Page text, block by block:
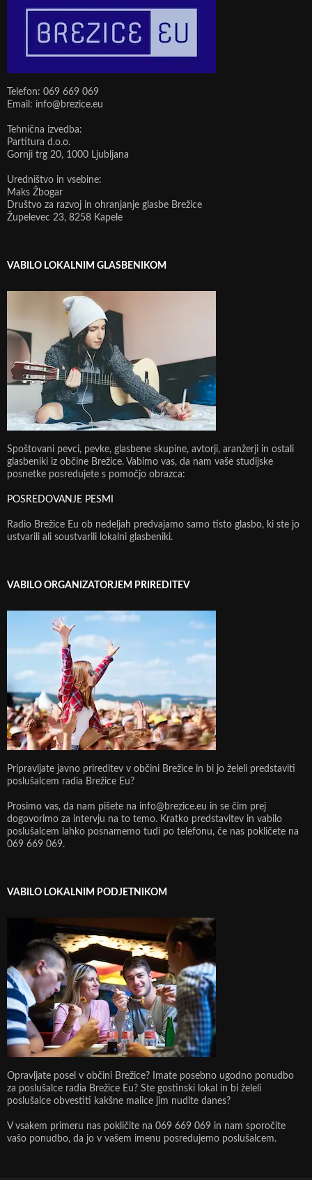
Telefon: 069 669 069
Email: info@brezice.eu
Tehnična izvedba:
Partitura d.o.o.
Gornji trg 20, 1000 Ljubljana
Uredništvo in vsebine:
Maks Žbogar
Društvo za razvoj in ohranjanje glasbe Brežice
Župelevec 23, 8258 Kapele
VABILO LOKALNIM GLASBENIKOM
Spoštovani pevci, pevke, glasbene skupine, avtorji, aranžerji in ostali
glasbeniki iz občine Brežice. Vabimo vas, da nam vaše studijske
posnetke posredujete s pomočjo obrazca:
POSREDOVANJE PESMI
Radio Brežice Eu ob nedeljah predvajamo samo tisto glasbo, ki ste jo
ustvarili ali soustvarili lokalni glasbeniki.
VABILO ORGANIZATORJEM PRIREDITEV
Pripravljate javno prireditev v občini Brežice in bi jo želeli predstaviti
poslušalcem radia Brežice Eu?
Prosimo vas, da nam pišete na info@brezice.eu in se čim prej
dogovorimo za intervju na to temo. Kratko predstavitev in vabilo
poslušalcem lahko posnamemo tudi po telefonu, če nas pokličete na
069 669 069.
VABILO LOKALNIM PODJETNIKOM
Opravljate posel v občini Brežice? Imate posebno ugodno ponudbo
za poslušalce radia Brežice Eu? Ste gostinski lokal in bi želeli
poslušalce obvestiti kakšne malice jim nudite danes?
V vsakem primeru nas pokličite na 069 669 069 in nam sporočite
vašo ponudbo, da jo v vašem imenu posredujemo poslušalcem.